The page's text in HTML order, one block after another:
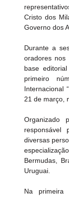
Cristo dos
Governo dos
Durante a
oradores nos
base
primeiro
Internacional
21 de março,
Organizado
diversas
Bermudas,
Uruguai.
Na primeira